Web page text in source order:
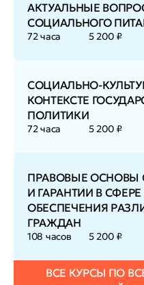
АКТУАЛЬНЫЕ
СОЦИАЛЬНОГО
72 часа 5 200 ₽
СОЦИАЛЬНО-
КОНТЕКСТЕ
ПОЛИТИКИ
72 часа 5 200 ₽
ПРАВОВЫЕ
И ГАРАНТИИ В
ОБЕСПЕЧЕНИЯ
ГРАЖДАН
108 часов 5 200 ₽
ВСЕ КУРСЫ ПО